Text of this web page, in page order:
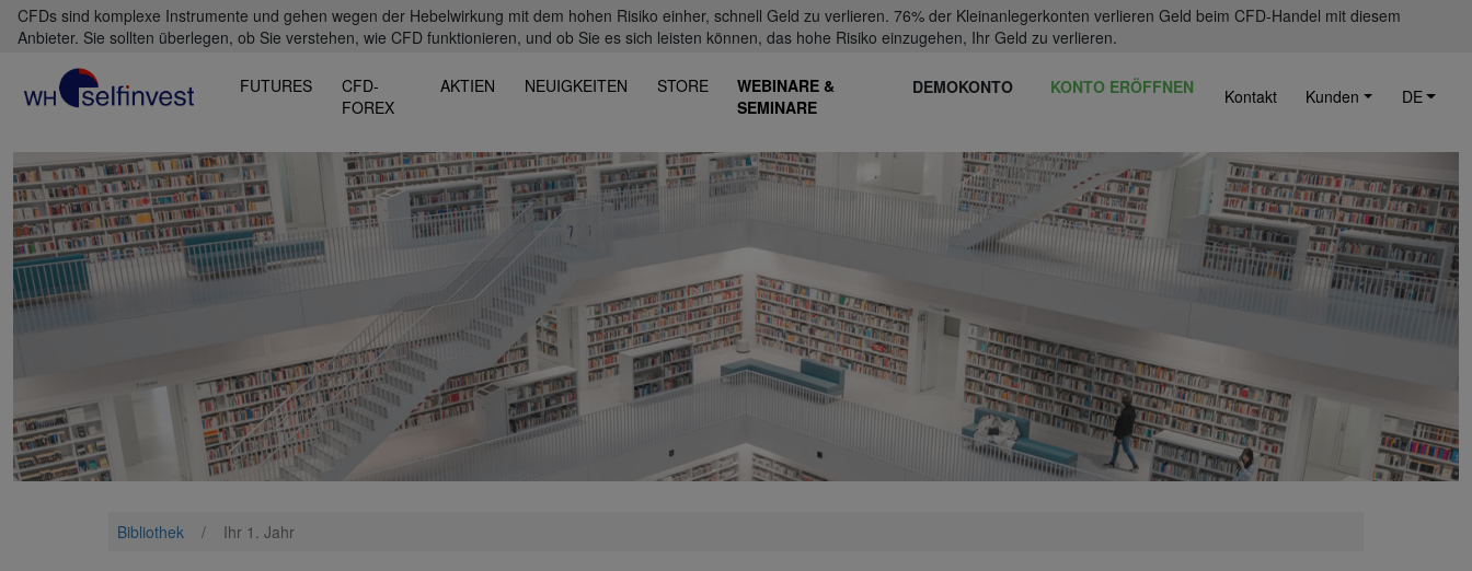
CFDs sind komplexe Instrumente und gehen wegen der Hebelwirkung mit dem hohen Risiko einher, schnell Geld zu verlieren. 76% der Kleinanlegerkonten verlieren Geld beim CFD-Handel mit diesem
Anbieter. Sie sollten überlegen, ob Sie verstehen, wie CFD funktionieren, und ob Sie es sich leisten können, das hohe Risiko einzugehen, Ihr Geld zu verlieren.
FUTURES
CFD-
FOREX
AKTIEN NEUIGKEITEN STORE
WEBINARE &
SEMINARE
DEMOKONTO KONTO ERÖFFNEN Kontakt Kunden DE
Bibliothek / Ihr 1. Jahr